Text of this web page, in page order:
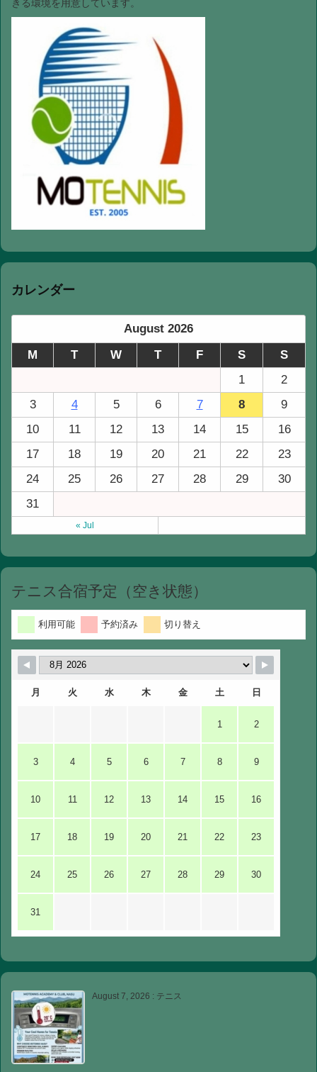
きる環境を用意しています。
カレンダー
August 2026
M
T W T F S
S
1
2
3
4 5 6 7 8
9
10
11 12 13 14 15
16
17
18 19 20 21 22
23
24
25 26 27 28 29
30
31
« Jul
テニス合宿予定（空き状態）
利用可能 予約済み 切り替え
月 火 水 木 金 土 日
1 2
3 4 5 6 7 8 9
10 11 12 13 14 15 16
17 18 19 20 21 22 23
24 25 26 27 28 29 30
31
August 7, 2026 : テニス